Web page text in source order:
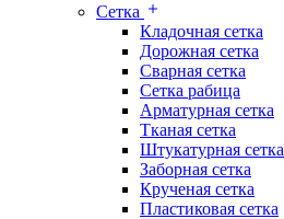
Сетка
Кладочная сетка
Дорожная сетка
Сварная сетка
Сетка рабица
Арматурная сетка
Тканая сетка
Штукатурная сетка
Заборная сетка
Крученая сетка
Пластиковая сетка